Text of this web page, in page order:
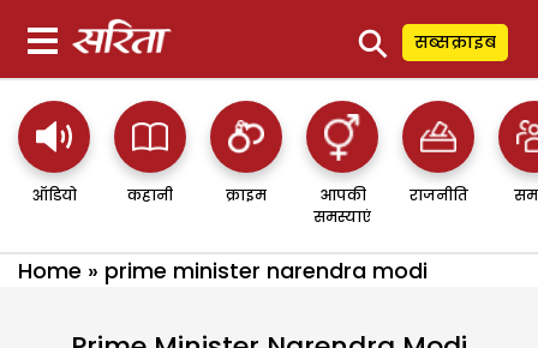
⚲ सब्सक्राइब
ऑडियो कहानी क्राइम
आपकी
समस्याएं
राजनीति
Home » prime minister narendra modi